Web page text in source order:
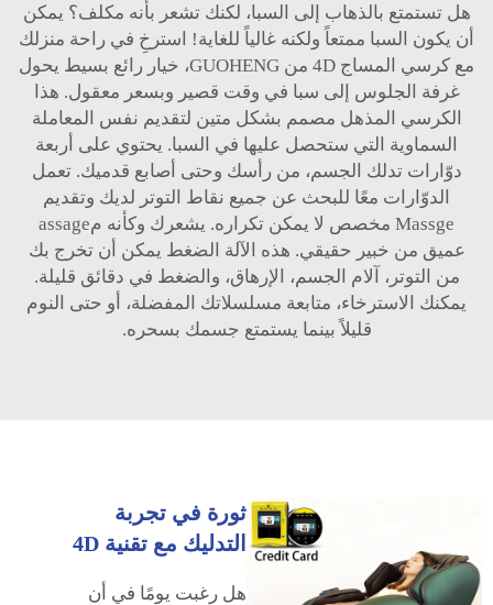
هل تستمتع بالذهاب إلى السبا، لكنك تشعر بأنه مكلف؟ يمكن
أن يكون السبا ممتعاً ولكنه غالياً للغاية! استرخِ في راحة منزلك
مع كرسي المساج 4D من GUOHENG، خيار رائع بسيط يحول
غرفة الجلوس إلى سبا في وقت قصير وبسعر معقول. هذا
الكرسي المذهل مصمم بشكل متين لتقديم نفس المعاملة
السماوية التي ستحصل عليها في السبا. يحتوي على أربعة
دوّارات تدلك الجسم، من رأسك وحتى أصابع قدميك. تعمل
الدوّارات معًا للبحث عن جميع نقاط التوتر لديك وتقديم
Massge مخصص لا يمكن تكراره. يشعرك وكأنه مassage
عميق من خبير حقيقي. هذه الآلة الضغط يمكن أن تخرج بك
من التوتر، آلام الجسم، الإرهاق، والضغط في دقائق قليلة.
يمكنك الاسترخاء، متابعة مسلسلاتك المفضلة، أو حتى النوم
قليلاً بينما يستمتع جسمك بسحره.
ثورة في تجربة
التدليك مع تقنية 4D
هل رغبت يومًا في أن